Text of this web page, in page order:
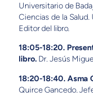
Universitario de
Ciencias de la
Editor del libro.
18:05-18:20.
libro.Dr. Jesús
18:20-18:40. Asma
Quirce Gancedo.